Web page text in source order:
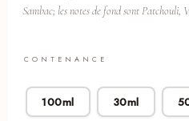
Sambac; les notes de fond sont
CONTENANCE
100ml 30ml